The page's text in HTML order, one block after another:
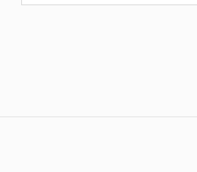
<br>SCHRIJF